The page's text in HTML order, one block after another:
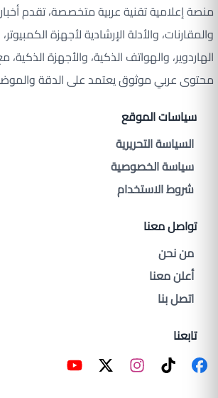
منصة إعلامية تقنية عربية متخصصة، تقدم أخبار
والمقارنات، والأدلة الإرشادية لأجهزة
الهاردوير، والهواتف الذكية، والأجهزة الذكية،
محتوى عربي موثوق يعتمد على الدقة
سياسات الموقع
السياسة التحريرية
سياسة الخصوصية
شروط الاستخدام
تواصل معنا
من نحن
أعلن معنا
اتصل بنا
تابعنا